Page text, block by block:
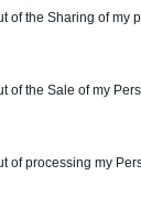
of the Sharing of my
of the Sale of my
of processing my